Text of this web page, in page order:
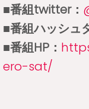
■番組twitter：
■番組ハッシュ
■番組HP：
ero-sat/